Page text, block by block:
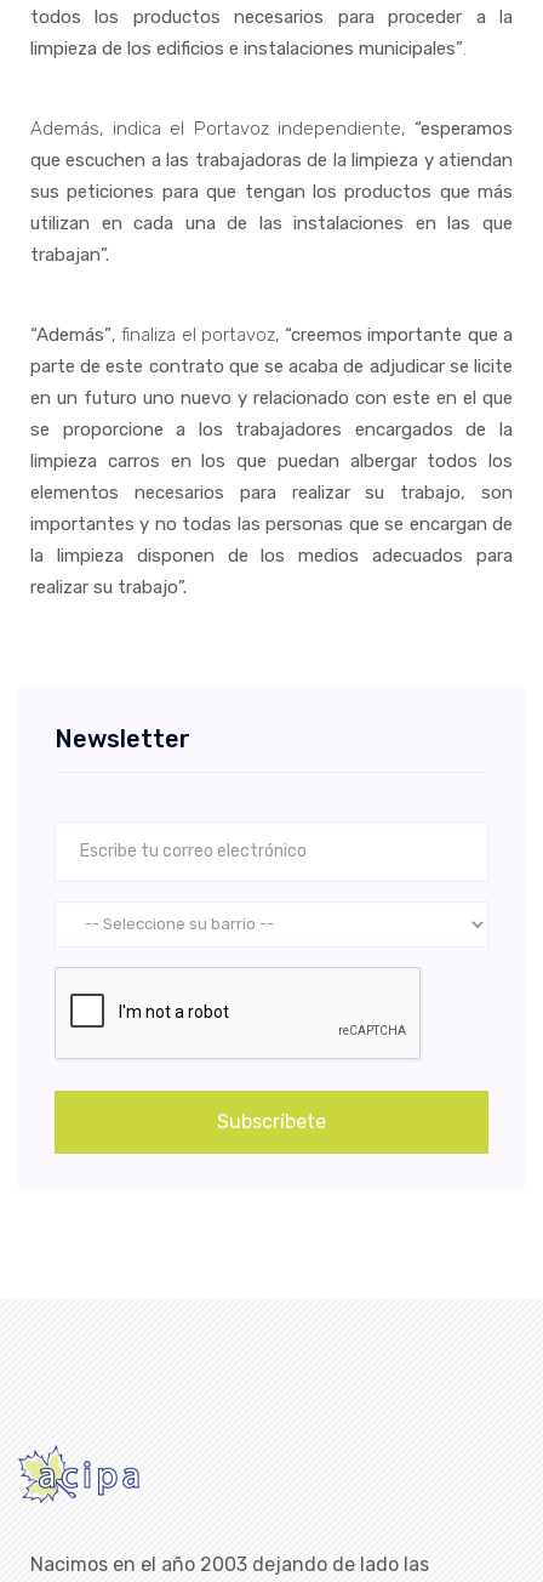
todos los productos necesarios para proceder a la
limpieza de los edificios e instalaciones municipales”.
Además, indica el Portavoz independiente, “esperamos
que escuchen a las trabajadoras de la limpieza y atiendan
sus peticiones para que tengan los productos que más
utilizan en cada una de las instalaciones en las que
trabajan”.
“Además”, finaliza el portavoz, “creemos importante que a
parte de este contrato que se acaba de adjudicar se licite
en un futuro uno nuevo y relacionado con este en el que
se proporcione a los trabajadores encargados de la
limpieza carros en los que puedan albergar todos los
elementos necesarios para realizar su trabajo, son
importantes y no todas las personas que se encargan de
la limpieza disponen de los medios adecuados para
realizar su trabajo”.
Newsletter
Subscríbete
Nacimos en el año 2003 dejando de lado las